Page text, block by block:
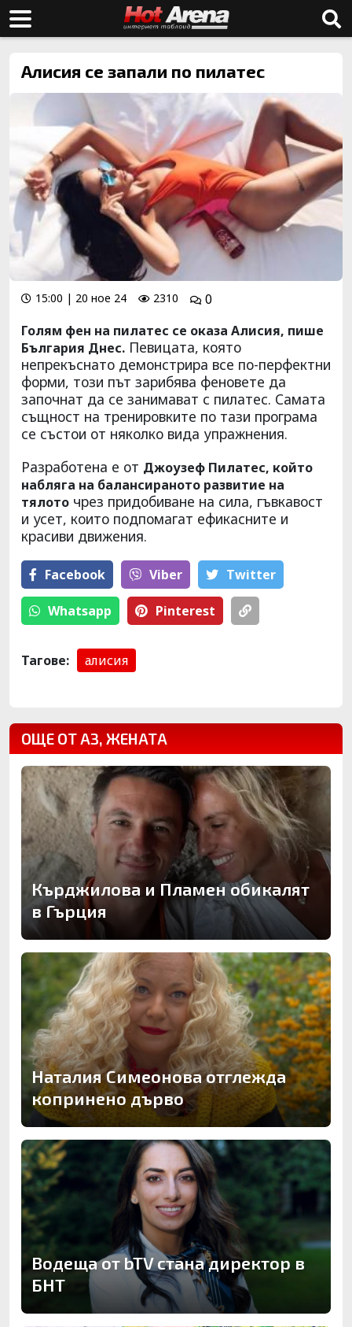
Алисия се запали по пилатес
15:00 | 20 ное 24 2310
0
Голям фен на пилатес се оказа Алисия, пише
България Днес. Певицата, която
непрекъснато демонстрира все по-перфектни
форми, този път зарибява феновете да
започнат да се занимават с пилатес. Самата
същност на тренировките по тази програма
се състои от няколко вида упражнения.
Разработена е от Джоузеф Пилатес, който
набляга на балансираното развитие на
тялото чрез придобиване на сила, гъвкавост
и усет, които подпомагат ефикасните и
красиви движения.
Facebook Viber Тwitter
Whatsapp Pinterest
Тагове: алисия
ОЩЕ ОТ АЗ, ЖЕНАТА
Кърджилова и Пламен обикалят
в Гърция
Наталия Симеонова отглежда
копринено дърво
Водеща от bTV стана директор в
БНТ